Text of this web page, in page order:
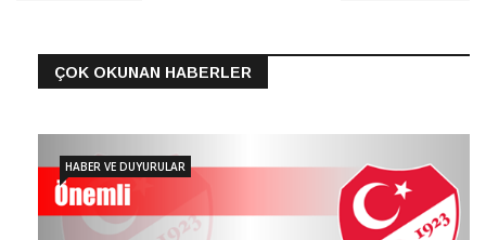
ÇOK OKUNAN HABERLER
HABER VE DUYURULAR